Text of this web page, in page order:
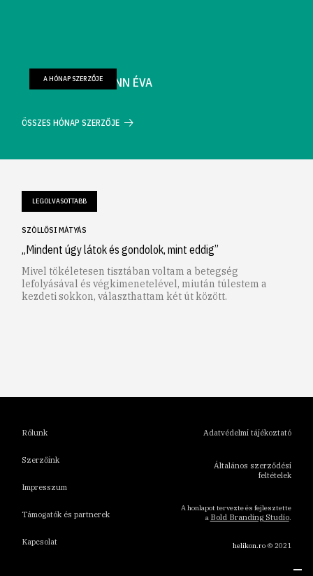
FARKAS WELLMANN ÉVA
A HÓNAP SZERZŐJE
ÖSSZES HÓNAP SZERZŐJE
LEGOLVASOTTABB
SZÖLLŐSI MÁTYÁS
„Mindent úgy látok és gondolok, mint eddig”
Mivel tökéletesen tisztában voltam a betegség
lefolyásával és végkimenetelével, miután túlestem a
kezdeti sokkon, választhattam két út között.
Rólunk
Szerzőink
Impresszum
Támogatók és partnerek
Kapcsolat
Adatvédelmi tájékoztató
Általános szerződési
feltételek
A honlapot tervezte és fejlesztette
a Bold Branding Studio.
helikon.ro© 2021